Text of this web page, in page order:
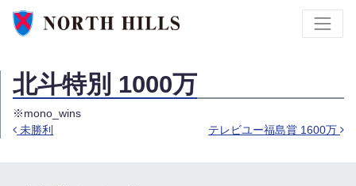
北斗特別 1000万
※mono_wins
未勝利 テレビユー福島賞 1600万